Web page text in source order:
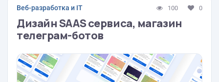
Веб-разработка и IT 100 0
Дизайн SAAS сервиса, магазин
телеграм-ботов